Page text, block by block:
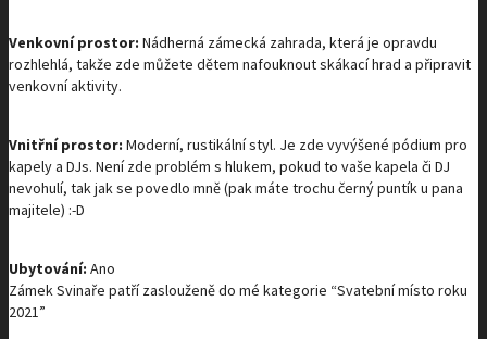
Venkovní prostor: Nádherná zámecká zahrada, která je opravdu
rozhlehlá, takže zde můžete dětem nafouknout skákací hrad a připravit
venkovní aktivity.
Vnitřní prostor: Moderní, rustikální styl. Je zde vyvýšené pódium pro
kapely a DJs. Není zde problém s hlukem, pokud to vaše kapela či DJ
nevohulí, tak jak se povedlo mně (pak máte trochu černý puntík u pana
majitele) :-D
Ubytování: Ano
Zámek Svinaře patří zaslouženě do mé kategorie “Svatební místo roku
2021”